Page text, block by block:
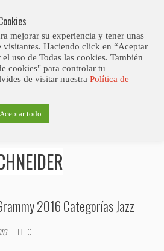
Schneider Orchestra"
2016 Categorías Jazz
0
mejorar su experiencia y tener unas
visitantes. Haciendo click en “Aceptar
uso de Todas las cookies. También
cookies" para controlar tu
de visitar nuestra Política de
Aceptar todo